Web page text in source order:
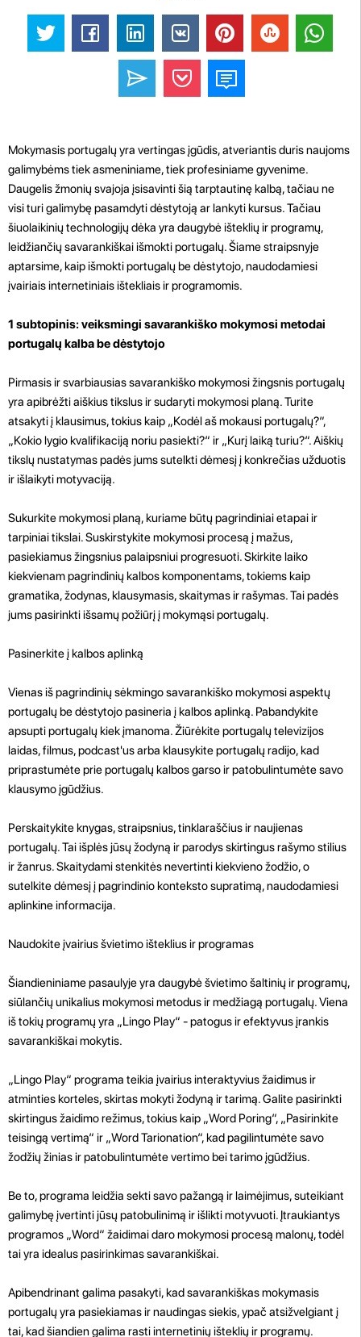
Mokymasis portugalų yra vertingas įgūdis, atveriantis duris naujoms
galimybėms tiek asmeniniame, tiek profesiniame gyvenime.
Daugelis žmonių svajoja įsisavinti šią tarptautinę kalbą, tačiau ne
visi turi galimybę pasamdyti dėstytoją ar lankyti kursus. Tačiau
šiuolaikinių technologijų dėka yra daugybė išteklių ir programų,
leidžiančių savarankiškai išmokti portugalų. Šiame straipsnyje
aptarsime, kaip išmokti portugalų be dėstytojo, naudodamiesi
įvairiais internetiniais ištekliais ir programomis.
1 subtopinis: veiksmingi savarankiško mokymosi metodai
portugalų kalba be dėstytojo
Pirmasis ir svarbiausias savarankiško mokymosi žingsnis portugalų
yra apibrėžti aiškius tikslus ir sudaryti mokymosi planą. Turite
atsakyti į klausimus, tokius kaip „Kodėl aš mokausi portugalų?“,
„Kokio lygio kvalifikaciją noriu pasiekti?“ ir „Kurį laiką turiu?“. Aiškių
tikslų nustatymas padės jums sutelkti dėmesį į konkrečias užduotis
ir išlaikyti motyvaciją.
Sukurkite mokymosi planą, kuriame būtų pagrindiniai etapai ir
tarpiniai tikslai. Suskirstykite mokymosi procesą į mažus,
pasiekiamus žingsnius palaipsniui progresuoti. Skirkite laiko
kiekvienam pagrindinių kalbos komponentams, tokiems kaip
gramatika, žodynas, klausymasis, skaitymas ir rašymas. Tai padės
jums pasirinkti išsamų požiūrį į mokymąsi portugalų.
Pasinerkite į kalbos aplinką
Vienas iš pagrindinių sėkmingo savarankiško mokymosi aspektų
portugalų be dėstytojo pasineria į kalbos aplinką. Pabandykite
apsupti portugalų kiek įmanoma. Žiūrėkite portugalų televizijos
laidas, filmus, podcast'us arba klausykite portugalų radijo, kad
priprastumėte prie portugalų kalbos garso ir patobulintumėte savo
klausymo įgūdžius.
Perskaitykite knygas, straipsnius, tinklaraščius ir naujienas
portugalų. Tai išplės jūsų žodyną ir parodys skirtingus rašymo stilius
ir žanrus. Skaitydami stenkitės nevertinti kiekvieno žodžio, o
sutelkite dėmesį į pagrindinio konteksto supratimą, naudodamiesi
aplinkine informacija.
Naudokite įvairius švietimo išteklius ir programas
Šiandieniniame pasaulyje yra daugybė švietimo šaltinių ir programų,
siūlančių unikalius mokymosi metodus ir medžiagą portugalų. Viena
iš tokių programų yra „Lingo Play“ - patogus ir efektyvus įrankis
savarankiškai mokytis.
„Lingo Play“ programa teikia įvairius interaktyvius žaidimus ir
atminties korteles, skirtas mokyti žodyną ir tarimą. Galite pasirinkti
skirtingus žaidimo režimus, tokius kaip „Word Poring“, „Pasirinkite
teisingą vertimą“ ir „Word Tarionation“, kad pagilintumėte savo
žodžių žinias ir patobulintumėte vertimo bei tarimo įgūdžius.
Be to, programa leidžia sekti savo pažangą ir laimėjimus, suteikiant
galimybę įvertinti jūsų patobulinimą ir išlikti motyvuoti. Įtraukiantys
programos „Word“ žaidimai daro mokymosi procesą malonų, todėl
tai yra idealus pasirinkimas savarankiškai.
Apibendrinant galima pasakyti, kad savarankiškas mokymasis
portugalų yra pasiekiamas ir naudingas siekis, ypač atsižvelgiant į
tai, kad šiandien galima rasti internetinių išteklių ir programų.